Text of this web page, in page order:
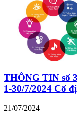
THÔNG TIN số
1-30/7/2024 Cố
21/07/2024